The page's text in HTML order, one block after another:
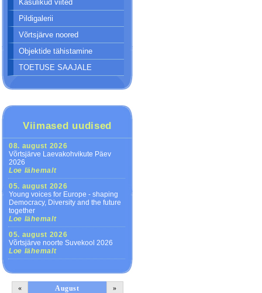
Kasulikud viited
Pildigalerii
Võrtsjärve noored
Objektide tähistamine
TOETUSE SAAJALE
Viimased uudised
08. august 2026
Võrtsjärve Laevakohvikute Päev
2026
Loe lähemalt
05. august 2026
Young voices for Europe - shaping
Democracy, Diversity and the future
together
Loe lähemalt
05. august 2026
Võrtsjärve noorte Suvekool 2026
Loe lähemalt
« August »